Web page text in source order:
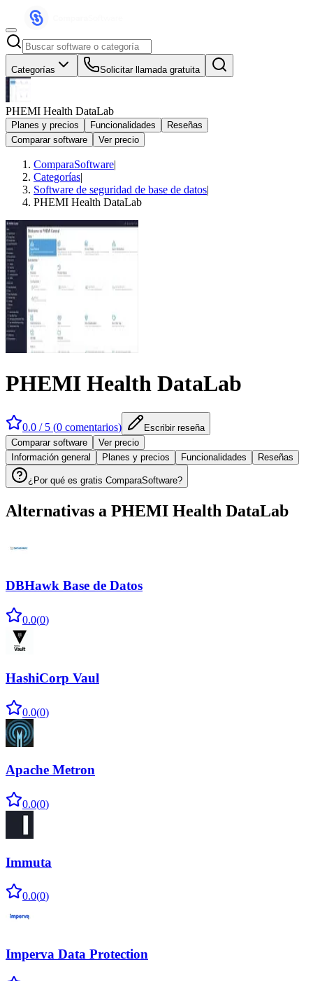
Categorías Solicitar llamada gratuita
PHEMI Health DataLab
Planes y precios Funcionalidades
Reseñas
Comparar software
Ver precio
ComparaSoftware|
Categorías|
Software de seguridad de base de datos|
PHEMI Health DataLab
PHEMI Health DataLab
0.0 / 5 (0 comentarios)
Escribir reseña
Comparar software
Ver precio
Información general
Planes y precios Funcionalidades Reseñas
¿Por qué es gratis ComparaSoftware?
Alternativas a PHEMI Health DataLab
DBHawk Base de Datos
0.0(0)
HashiCorp Vaul
0.0(0)
Apache Metron
0.0(0)
Immuta
0.0(0)
Imperva Data Protection